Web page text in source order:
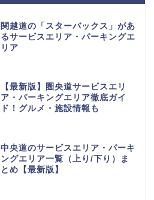
関越道の「スターバックス」があ
るサービスエリア・パーキングエ
リア
【最新版】圏央道サービスエリ
ア・パーキングエリア徹底ガイ
ド！グルメ・施設情報も
中央道のサービスエリア・パーキ
ングエリア一覧（上り/下り）ま
とめ【最新版】